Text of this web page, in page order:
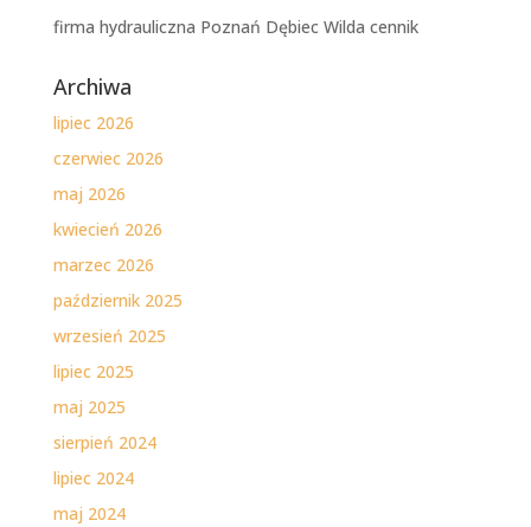
firma hydrauliczna Poznań Dębiec Wilda cennik
Archiwa
lipiec 2026
czerwiec 2026
maj 2026
kwiecień 2026
marzec 2026
październik 2025
wrzesień 2025
lipiec 2025
maj 2025
sierpień 2024
lipiec 2024
maj 2024